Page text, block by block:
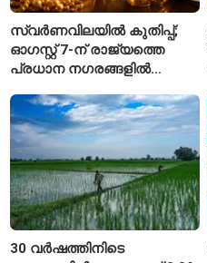
സ്വർണവിലയിൽ കുതിപ്പ്;
ഓഗസ്റ്റ് 7-ന് രാജ്യത്തെ
പ്രധാന നഗരങ്ങളിൽ
30 വർഷത്തിനിടെ